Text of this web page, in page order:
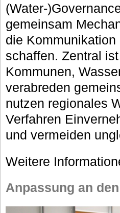
(Water-
gemeinsam
die
schaffen. Zentral
Kommunen,
verabreden
nutzen regionales
Verfahren
und vermeiden
Weitere
Anpassung an